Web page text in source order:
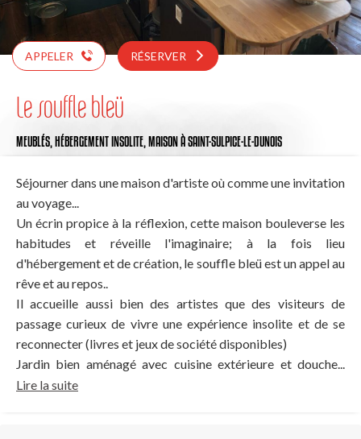
APPELER RÉSERVER
Le souffle bleü
MEUBLÉS, HÉBERGEMENT INSOLITE, MAISONÀ SAINT-SULPICE-LE-DUNOIS
Séjourner dans une maison d'artiste où comme une invitation
au voyage...
Un écrin propice à la réflexion, cette maison bouleverse les
habitudes et réveille l'imaginaire; à la fois lieu
d'hébergement et de création, le souffle bleü est un appel au
rêve et au repos..
Il accueille aussi bien des artistes que des visiteurs de
passage curieux de vivre une expérience insolite et de se
reconnecter (livres et jeux de société disponibles)
Jardin bien aménagé avec cuisine extérieure et douche...
Lire la suite